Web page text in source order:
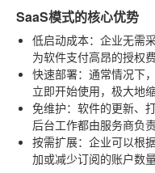
SaaS模式的核心优势
低启动成本：企业无需
为软件支付高昂的授权
快速部署：通常情况下
立即开始使用，极大地
免维护：软件的更新、
后台工作都由服务商负
按需扩展：企业可以根
加或减少订阅的账户数